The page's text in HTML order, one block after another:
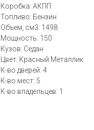
Коробка: АКПП
Топливо: Бензин
Объем, см3: 1498
Мощность: 150
Кузов: Седан
Цвет: Красный Металлик
К-во дверей: 4
К-во мест: 5
К-во владельцев: 1